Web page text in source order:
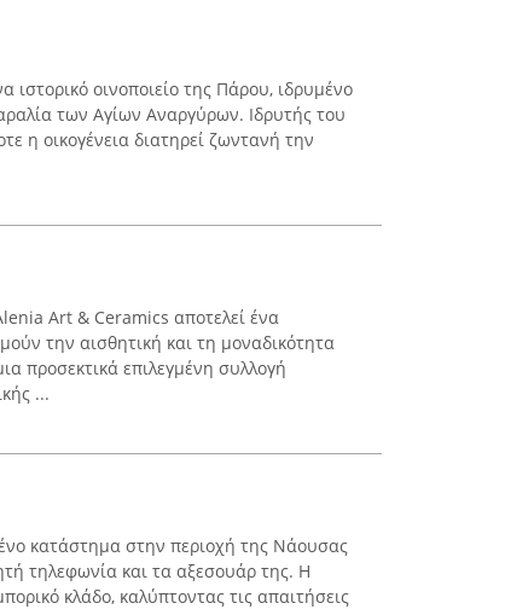
ιστορικό οινοποιείο της Πάρου, ιδρυμένο
των Αγίων Αναργύρων. Ιδρυτής του
η οικογένεια διατηρεί ζωντανή την
Art & Ceramics αποτελεί ένα
την αισθητική και τη μοναδικότητα
προσεκτικά επιλεγμένη συλλογή
...
κατάστημα στην περιοχή της Νάουσας
τηλεφωνία και τα αξεσουάρ της. Η
κλάδο, καλύπτοντας τις απαιτήσεις